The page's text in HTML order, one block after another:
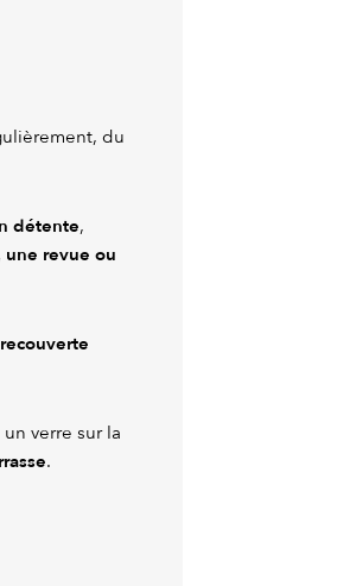
du
détente,
revue ou
verre sur la
.